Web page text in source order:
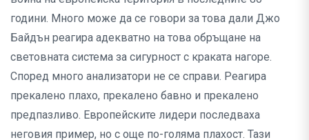
години. Много може да се говори за това дали Джо
Байдън реагира адекватно на това обръщане на
световната система за сигурност с краката нагоре.
Според много анализатори не се справи. Реагира
прекалено плахо, прекалено бавно и прекалено
предпазливо. Европейските лидери последваха
неговия пример, но с още по-голяма плахост. Тази